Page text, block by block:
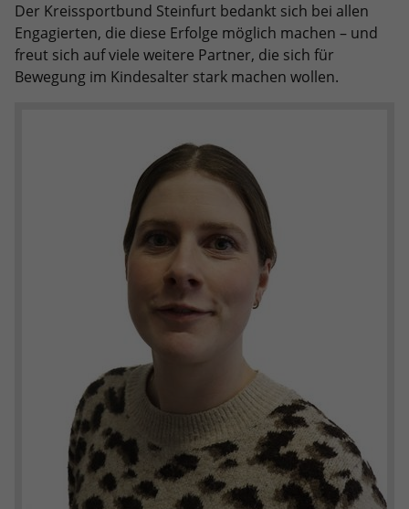
Der Kreissportbund Steinfurt bedankt sich bei allen
Engagierten, die diese Erfolge möglich machen – und
freut sich auf viele weitere Partner, die sich für
Bewegung im Kindesalter stark machen wollen.